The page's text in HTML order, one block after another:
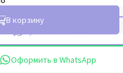
В корзину
Оформить в WhatsApp